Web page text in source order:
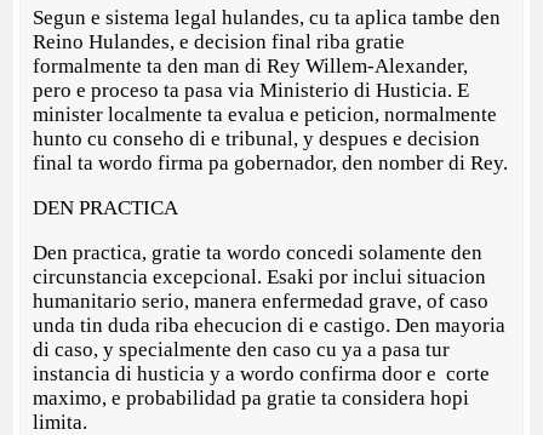
Segun e sistema legal hulandes, cu ta aplica tambe den
Reino Hulandes, e decision final riba gratie
formalmente ta den man di Rey Willem-Alexander,
pero e proceso ta pasa via Ministerio di Husticia. E
minister localmente ta evalua e peticion, normalmente
hunto cu conseho di e tribunal, y despues e decision
final ta wordo firma pa gobernador, den nomber di Rey.
DEN PRACTICA
Den practica, gratie ta wordo concedi solamente den
circunstancia excepcional. Esaki por inclui situacion
humanitario serio, manera enfermedad grave, of caso
unda tin duda riba ehecucion di e castigo. Den mayoria
di caso, y specialmente den caso cu ya a pasa tur
instancia di husticia y a wordo confirma door e corte
maximo, e probabilidad pa gratie ta considera hopi
limita.